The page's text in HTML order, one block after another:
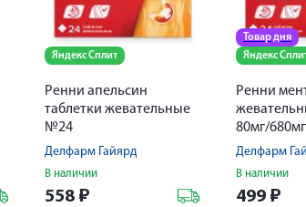
Яндекс Сплит
Ренни апельсин
таблетки жевательные
№24
Делфарм Гайярд
В наличии
558 ₽
Товар дня
Яндекс
Ренни
80мг/
Делфарм
В наличии
499 ₽